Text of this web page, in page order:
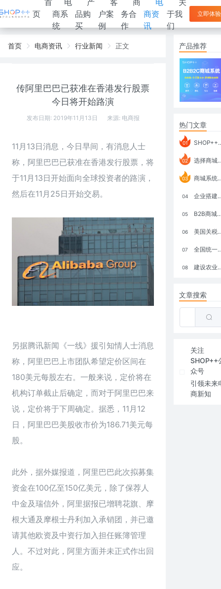
首
页
电
商系
统
产
品购
买
客
户案
例
商
务合
作
电
商资
讯
关
于我
们
立即体验
首页 电商资讯 行业新闻 正文
传阿里巴巴已获准在香港发行股票
今日将开始路演
发布日期: 2019年11月13日 来源: 电商报
11月13日消息，今日早间，有消息人士
称，阿里巴巴已获准在香港发行股票，将
于11月13日开始面向全球投资者的路演，
然后在11月25日开始交易。
另据腾讯新闻《一线》援引知情人士消息
称，阿里巴巴上市团队希望定价区间在
180美元每股左右。一般来说，定价将在
机构订单截止后确定，而对于阿里巴巴来
说，定价将于下周确定。据悉，11月12
日，阿里巴巴美股收市价为186.71美元每
股。
此外，据外媒报道，阿里巴巴此次拟募集
资金在100亿至150亿美元，除了保荐人
中金及瑞信外，阿里据报已增聘花旗、摩
根大通及摩根士丹利加入承销团，并已邀
请其他欧资及中资行加入担任账簿管理
人。不过对此，阿里方面并未正式作出回
应。
产品推荐
热门文章
01 SHOP++ B2B2C V9.1 全新发布 新亮点
02 选择商城系统要考虑哪些问题？
03 商城系统如何打通跨境电商模式？
04 企业搭建积分商城系统要注意什么？
05 B2B商城系统搭建：开发语言、功能、优势分析
06 美国关税政策冲击全球电商格局：五大类平台受重创，转型与自救成关键
07 全国统一大市场：电商如何掘金新蓝海？
08 建设农业强国，网上商城来助力！
文章搜索
关注
SHOP++
众号
引领未来
商新知